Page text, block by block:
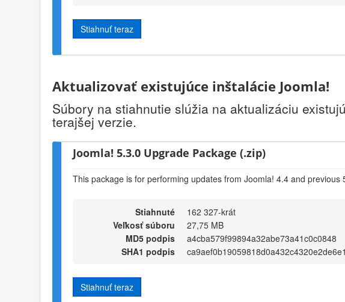
Stiahnuť teraz
Aktualizovať existujúce inštalácie Joomla!
Súbory na stiahnutie slúžia na aktualizáciu
terajšej verzie.
Joomla! 5.3.0 Upgrade Package (.zip)
This package is for performing updates from Joomla! 4.4 and previous
Stiahnuté
162 327-krát
Veľkosť súboru
27,75 MB
MD5 podpis
a4cba579f99894a32abe73a41c0c0848
SHA1 podpis
Stiahnuť teraz